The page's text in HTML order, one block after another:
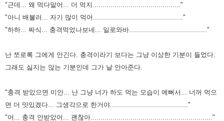
"근데... 왜 먹다말어... 더 먹지............................................"
"아니 배불러... 자기 많이 먹어............................................."
"하하... 짜식... 충격먹었나보네... 일로와바......................................."
난 쪼로록 그에게 안긴다. 충격이라기 보다는 그냥 이상한 기분이 들었다.
그래도 싫지는 않는 기분인데 그가 날 안아준다.
"충격 받았으면 미안... 난 그냥 너가 하도 먹는 모습이 예뻐서... 너꺼 먹으
면 더 맛있겠다... 그생각으로 한거야......................................."
"어... 충격 안받았어... 괜찮아............................................................."